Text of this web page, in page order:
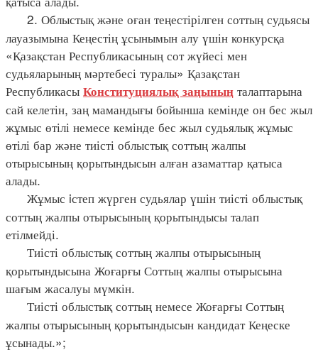
2. Облыстық және оған теңестірілген соттың судьясы
лауазымына Кеңестің ұсынымын алу үшін конкурсқа
«Қазақстан Республикасының сот жүйесі мен
судьяларының мәртебесі туралы» Қазақстан
Республикасы Конституциялық заңының талаптарына
сай келетін, заң мамандығы бойынша кемінде он бес жыл
жұмыс өтілі немесе кемінде бес жыл судьялық жұмыс
өтілі бар және тиісті облыстық соттың жалпы
отырысының қорытындысын алған азаматтар қатыса
алады.
Жұмыс iстеп жүрген судьялар үшін тиісті облыстық
соттың жалпы отырысының қорытындысы талап
етілмейді.
Тиісті облыстық соттың жалпы отырысының
қорытындысына Жоғарғы Соттың жалпы отырысына
шағым жасалуы мүмкін.
Тиісті облыстық соттың немесе Жоғарғы Соттың
жалпы отырысының қорытындысын кандидат Кеңеске
ұсынады.»;